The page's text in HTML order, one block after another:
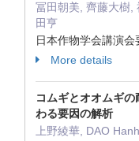
冨田朝美, 齊藤大樹,
田亨
日本作物学会講演
More details
コムギとオオムギ
わる要因の解析
上野綾華, DAO